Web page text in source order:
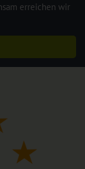
erreichen wir